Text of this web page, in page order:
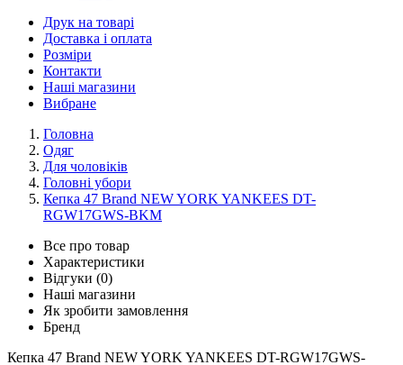
Друк на товарі
Доставка і оплата
Розміри
Контакти
Наші магазини
Вибране
Головна
Одяг
Для чоловіків
Головні убори
Кепка 47 Brand NEW YORK YANKEES DT-
RGW17GWS-BKM
Все про товар
Характеристики
Відгуки (0)
Наші магазини
Як зробити замовлення
Бренд
Кепка 47 Brand NEW YORK YANKEES DT-RGW17GWS-